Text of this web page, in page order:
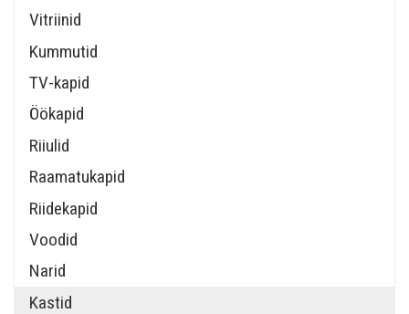
Vitriinid
Kummutid
TV-kapid
Öökapid
Riiulid
Raamatukapid
Riidekapid
Voodid
Narid
Kastid